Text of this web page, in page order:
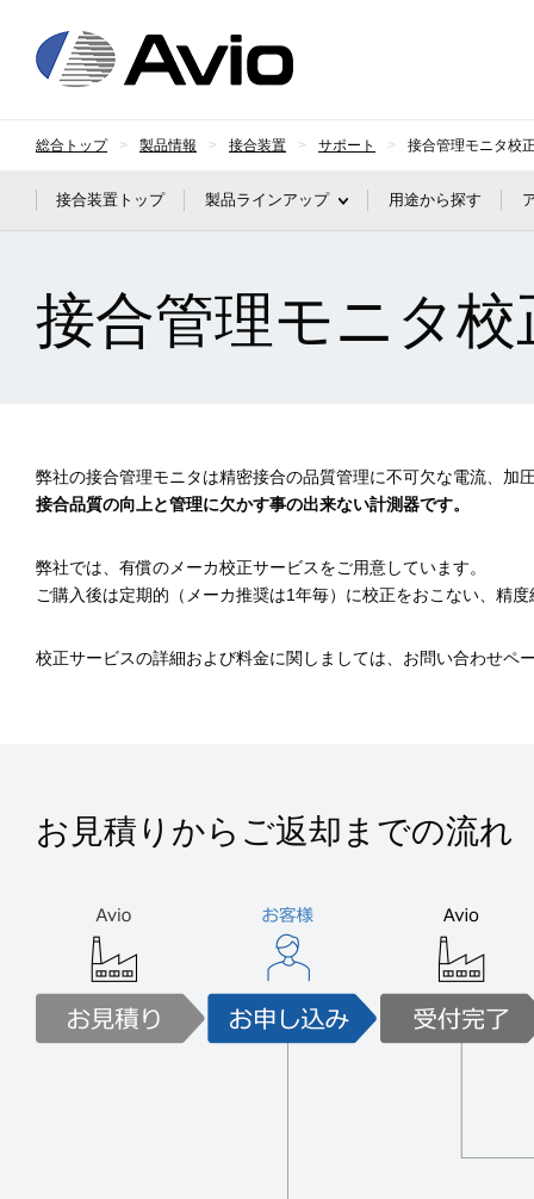
総合トップ 製品情報 接合装置 サポート 接合管理モニタ校
接合装置トップ 製品ラインアップ 用途から探す
接合管理モニタ
弊社の接合管理モニタは精密接合の品質管理に不可欠な電流、加
接合品質の向上と管理に欠かす事の出来ない計測器です。
弊社では、有償のメーカ校正サービスをご用意しています。
ご購入後は定期的（メーカ推奨は1年毎）に校正をおこない、精
校正サービスの詳細および料金に関しましては、お問い合わせ
お見積りからご返却までの流れ